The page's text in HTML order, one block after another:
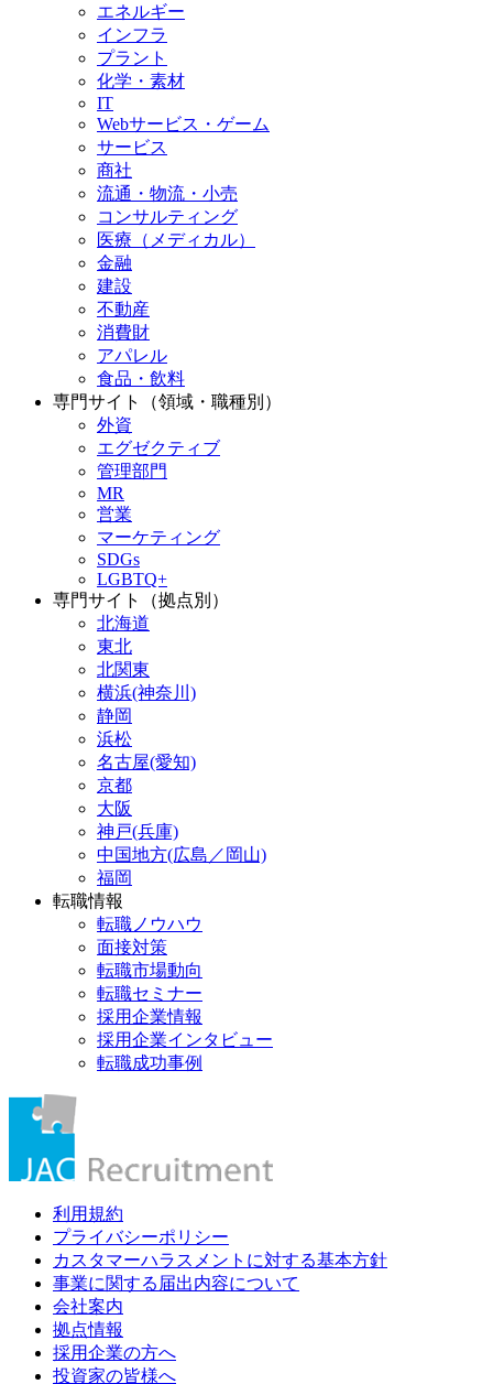
エネルギー
インフラ
プラント
化学・素材
IT
Webサービス・ゲーム
サービス
商社
流通・物流・小売
コンサルティング
医療（メディカル）
金融
建設
不動産
消費財
アパレル
食品・飲料
専門サイト（領域・職種別）
外資
エグゼクティブ
管理部門
MR
営業
マーケティング
SDGs
LGBTQ+
専門サイト（拠点別）
北海道
東北
北関東
横浜(神奈川)
静岡
浜松
名古屋(愛知)
京都
大阪
神戸(兵庫)
中国地方(広島／岡山)
福岡
転職情報
転職ノウハウ
面接対策
転職市場動向
転職セミナー
採用企業情報
採用企業インタビュー
転職成功事例
利用規約
プライバシーポリシー
カスタマーハラスメントに対する基本方針
事業に関する届出内容について
会社案内
拠点情報
採用企業の方へ
投資家の皆様へ